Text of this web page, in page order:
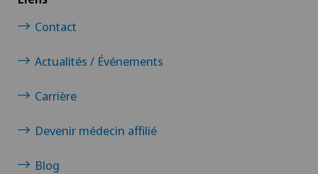
Contact
Actualités / Événements
Carrière
Devenir médecin affilié
Blog